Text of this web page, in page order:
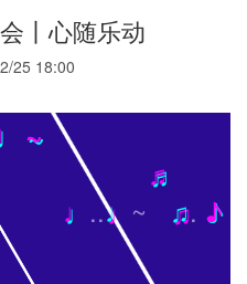
丨心随乐动
25 18:00
♬
♩ ..♩ ~ ♫. ♪